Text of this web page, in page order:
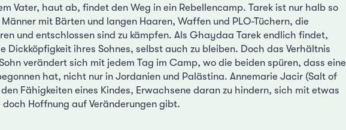
Vater, haut ab, findet den Weg in ein Rebellencamp. Tarek ist nur halb so
mit Bärten und langen Haaren, Waffen und PLO-Tüchern, die
und entschlossen sind zu kämpfen. Als Ghaydaa Tarek endlich findet,
Dickköpfigkeit ihres Sohnes, selbst auch zu bleiben. Doch das Verhältnis
verändert sich mit jedem Tag im Camp, wo die beiden spüren, dass eine
hat, nicht nur in Jordanien und Palästina. Annemarie Jacir (Salt of
Fähigkeiten eines Kindes, Erwachsene daran zu hindern, sich mit etwas
Hoffnung auf Veränderungen gibt.